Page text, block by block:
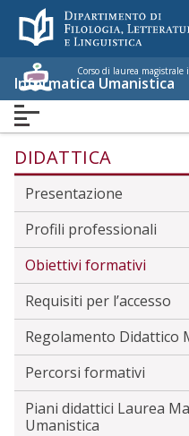
Menù accessibilità
to main menu
to content
Corso di laurea magistrale
Informatica Umanistica
DIDATTICA
Presentazione
Profili professionali
Obiettivi formativi
Requisiti per l’accesso
Regolamento Didattico
Percorsi formativi
Piani didattici Laurea
Umanistica